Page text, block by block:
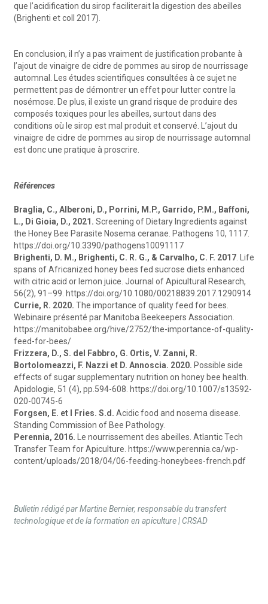
que l’acidification du sirop faciliterait la digestion des abeilles
(Brighenti et coll 2017).
En conclusion, il n’y a pas vraiment de justification probante à
l’ajout de vinaigre de cidre de pommes au sirop de nourrissage
automnal. Les études scientifiques consultées à ce sujet ne
permettent pas de démontrer un effet pour lutter contre la
nosémose. De plus, il existe un grand risque de produire des
composés toxiques pour les abeilles, surtout dans des
conditions où le sirop est mal produit et conservé. L’ajout du
vinaigre de cidre de pommes au sirop de nourrissage automnal
est donc une pratique à proscrire.
Références
Braglia, C., Alberoni, D., Porrini, M.P., Garrido, P.M., Baffoni,
L., Di Gioia, D., 2021. Screening of Dietary Ingredients against
the Honey Bee Parasite Nosema ceranae. Pathogens 10, 1117.
https://doi.org/10.3390/pathogens10091117
Brighenti, D. M., Brighenti, C. R. G., & Carvalho, C. F. 2017 . Life
spans of Africanized honey bees fed sucrose diets enhanced
with citric acid or lemon juice. Journal of Apicultural Research,
56(2), 91–99. https://doi.org/10.1080/00218839.2017.1290914
Currie, R. 2020. The importance of quality feed for bees.
Webinaire présenté par Manitoba Beekeepers Association.
https://manitobabee.org/hive/2752/the-importance-of-quality-
feed-for-bees/
Frizzera, D., S. del Fabbro, G. Ortis, V. Zanni, R.
Bortolomeazzi, F. Nazzi et D. Annoscia. 2020. Possible side
effects of sugar supplementary nutrition on honey bee health.
Apidologie, 51 (4), pp.594-608. https://doi.org/10.1007/s13592-
020-00745-6
Forgsen, E. et I Fries. S.d. Acidic food and nosema disease.
Standing Commission of Bee Pathology.
Perennia, 2016. Le nourrissement des abeilles. Atlantic Tech
Transfer Team for Apiculture. https://www.perennia.ca/wp-
content/uploads/2018/04/06-feeding-honeybees-french.pdf
Bulletin rédigé par Martine Bernier, responsable du transfert
technologique et de la formation en apiculture | CRSAD